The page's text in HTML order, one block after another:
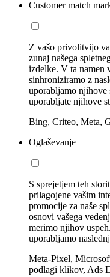
Customer match
Z vašo privolitvijo
zunaj našega
izdelke. V ta namen
sinhroniziramo z
uporabljamo njihove
uporabljate njihove
Bing, Criteo, Meta,
Oglaševanje
S sprejetjem teh
prilagojene vašim
promocije za naše
osnovi vašega
merimo njihov
uporabljamo
Meta-Pixel,
podlagi klikov, Ads